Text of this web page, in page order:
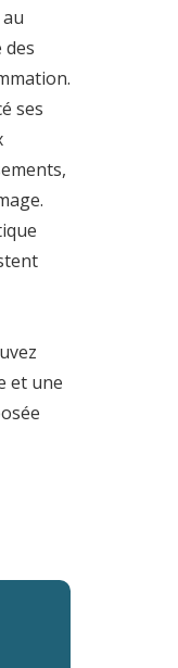
ses
et une